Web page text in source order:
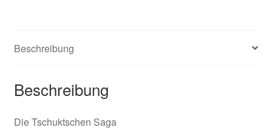
Beschreibung
Beschreibung
Die Tschuktschen Saga